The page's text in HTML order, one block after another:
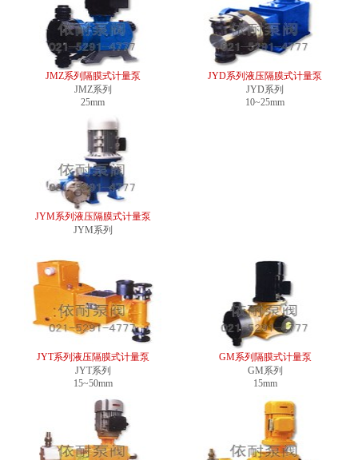
JMZ系列隔膜式计量泵
JMZ系列
25mm
JYD系列液压隔膜式计量泵
JYD系列
10~25mm
JYM系列液压隔膜式计量泵
JYM系列
JYT系列液压隔膜式计量泵
JYT系列
15~50mm
GM系列隔膜式计量泵
GM系列
15mm